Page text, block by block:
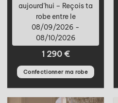
aujourd’hui – Reçois ta
robe entre le
08/09/2026 -
08/10/2026
1 290 €
Confectionner ma robe